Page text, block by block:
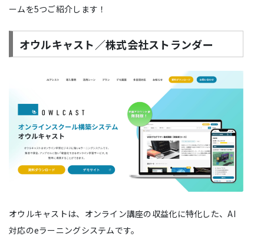
ームを5つご紹介します！
オウルキャスト／株式会社ストランダー
オウルキャストは、オンライン講座の収益化に特化した、AI
対応のeラーニングシステムです。